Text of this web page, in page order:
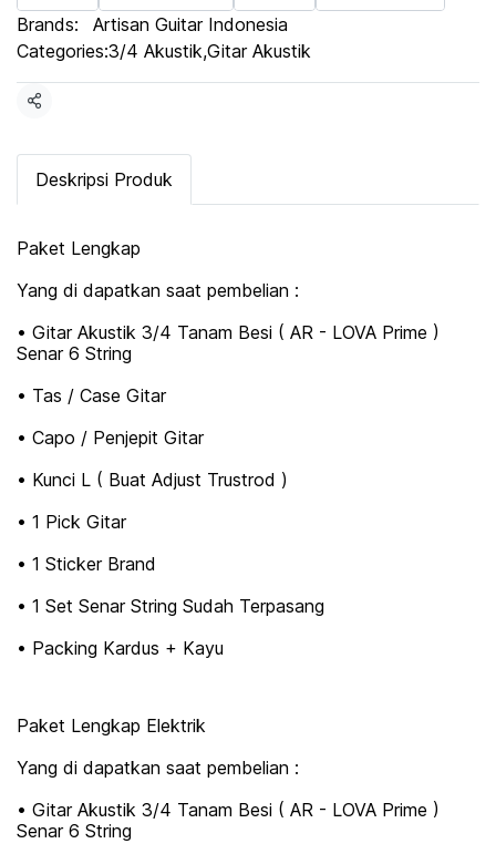
Brands:
Artisan Guitar Indonesia
Categories:3/4 Akustik,Gitar Akustik
Share
Deskripsi Produk
Paket Lengkap
Yang di dapatkan saat pembelian :
• Gitar Akustik 3/4 Tanam Besi ( AR - LOVA Prime )
Senar 6 String
• Tas / Case Gitar
• Capo / Penjepit Gitar
• Kunci L ( Buat Adjust Trustrod )
• 1 Pick Gitar
• 1 Sticker Brand
• 1 Set Senar String Sudah Terpasang
• Packing Kardus + Kayu
Paket Lengkap Elektrik
Yang di dapatkan saat pembelian :
• Gitar Akustik 3/4 Tanam Besi ( AR - LOVA Prime )
Senar 6 String